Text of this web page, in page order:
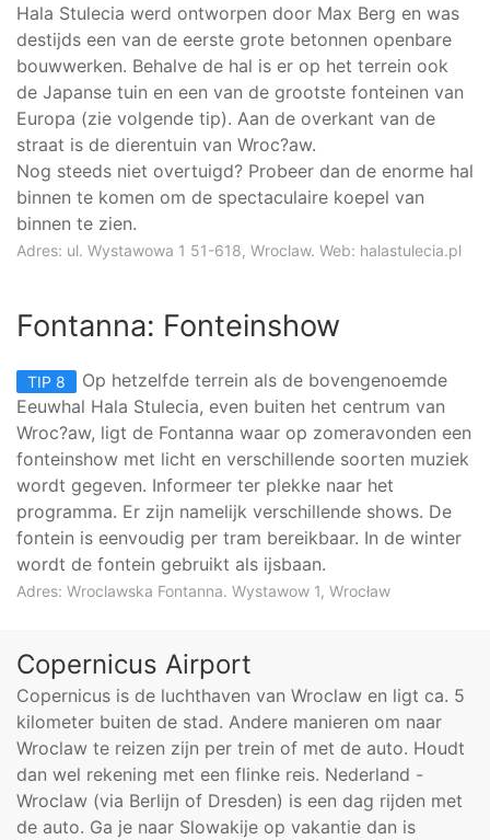
Hala Stulecia werd ontworpen door Max Berg en was
destijds een van de eerste grote betonnen openbare
bouwwerken. Behalve de hal is er op het terrein ook
de Japanse tuin en een van de grootste fonteinen van
Europa (zie volgende tip). Aan de overkant van de
straat is de dierentuin van Wroc?aw.
Nog steeds niet overtuigd? Probeer dan de enorme hal
binnen te komen om de spectaculaire koepel van
binnen te zien.
Adres: ul. Wystawowa 1 51-618, Wroclaw. Web: halastulecia.pl
Fontanna: Fonteinshow
TIP 8
Op hetzelfde terrein als de bovengenoemde
Eeuwhal Hala Stulecia, even buiten het centrum van
Wroc?aw, ligt de Fontanna waar op zomeravonden een
fonteinshow met licht en verschillende soorten muziek
wordt gegeven. Informeer ter plekke naar het
programma. Er zijn namelijk verschillende shows. De
fontein is eenvoudig per tram bereikbaar. In de winter
wordt de fontein gebruikt als ijsbaan.
Adres: Wroclawska Fontanna. Wystawow 1, Wrocław
Copernicus Airport
Copernicus is de luchthaven van Wroclaw en ligt ca. 5
kilometer buiten de stad. Andere manieren om naar
Wroclaw te reizen zijn per trein of met de auto. Houdt
dan wel rekening met een flinke reis. Nederland -
Wroclaw (via Berlijn of Dresden) is een dag rijden met
de auto. Ga je naar Slowakije op vakantie dan is